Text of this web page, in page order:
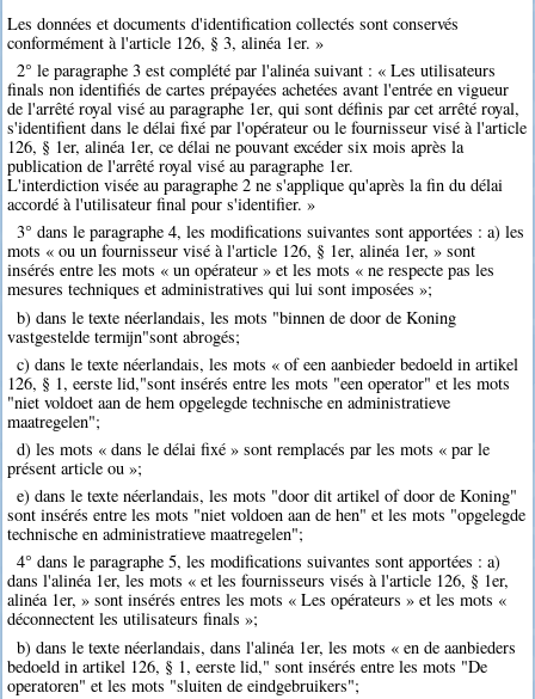
Les données et documents d'identification collectés sont conservés
conformément à l'article 126, § 3, alinéa 1er. »
2° le paragraphe 3 est complété par l'alinéa suivant : « Les utilisateurs
finals non identifiés de cartes prépayées achetées avant l'entrée en vigueur
de l'arrêté royal visé au paragraphe 1er, qui sont définis par cet arrêté royal,
s'identifient dans le délai fixé par l'opérateur ou le fournisseur visé à l'article
126, § 1er, alinéa 1er, ce délai ne pouvant excéder six mois après la
publication de l'arrêté royal visé au paragraphe 1er.
L'interdiction visée au paragraphe 2 ne s'applique qu'après la fin du délai
accordé à l'utilisateur final pour s'identifier. »
3° dans le paragraphe 4, les modifications suivantes sont apportées : a) les
mots « ou un fournisseur visé à l'article 126, § 1er, alinéa 1er, » sont
insérés entre les mots « un opérateur » et les mots « ne respecte pas les
mesures techniques et administratives qui lui sont imposées »;
b) dans le texte néerlandais, les mots "binnen de door de Koning
vastgestelde termijn"sont abrogés;
c) dans le texte néerlandais, les mots « of een aanbieder bedoeld in artikel
126, § 1, eerste lid,"sont insérés entre les mots "een operator" et les mots
"niet voldoet aan de hem opgelegde technische en administratieve
maatregelen";
d) les mots « dans le délai fixé » sont remplacés par les mots « par le
présent article ou »;
e) dans le texte néerlandais, les mots "door dit artikel of door de Koning"
sont insérés entre les mots "niet voldoen aan de hen" et les mots "opgelegde
technische en administratieve maatregelen";
4° dans le paragraphe 5, les modifications suivantes sont apportées : a)
dans l'alinéa 1er, les mots « et les fournisseurs visés à l'article 126, § 1er,
alinéa 1er, » sont insérés entres les mots « Les opérateurs » et les mots «
déconnectent les utilisateurs finals »;
b) dans le texte néerlandais, dans l'alinéa 1er, les mots « en de aanbieders
bedoeld in artikel 126, § 1, eerste lid," sont insérés entre les mots "De
operatoren" et les mots "sluiten de eindgebruikers";